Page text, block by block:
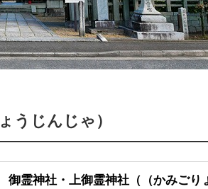
うじんじゃ）
御霊神社・上御霊神社（（かみごり